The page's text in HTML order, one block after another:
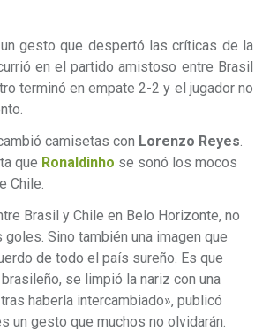
gesto que despertó las críticas de la
en el partido amistoso entre Brasil
terminó en empate 2-2 y el jugador no
camisetas con Lorenzo Reyes.
que Ronaldinho se sonó los mocos
Chile.
Brasil y Chile en Belo Horizonte, no
Sino también una imagen que
de todo el país sureño. Es que
se limpió la nariz con una
haberla intercambiado», publicó
un gesto que muchos no olvidarán.